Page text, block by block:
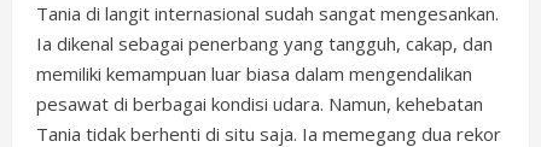
Tania di langit internasional sudah sangat mengesankan.
Ia dikenal sebagai penerbang yang tangguh, cakap, dan
memiliki kemampuan luar biasa dalam mengendalikan
pesawat di berbagai kondisi udara. Namun, kehebatan
Tania tidak berhenti di situ saja. Ia memegang dua rekor